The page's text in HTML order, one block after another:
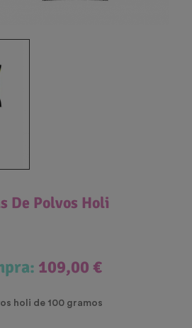
De Polvos Holi
109,00 €
holi de 100 gramos